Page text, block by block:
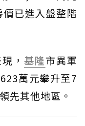
已進入盤整階
， 基隆市異軍
萬元攀升至7
先其他地區。